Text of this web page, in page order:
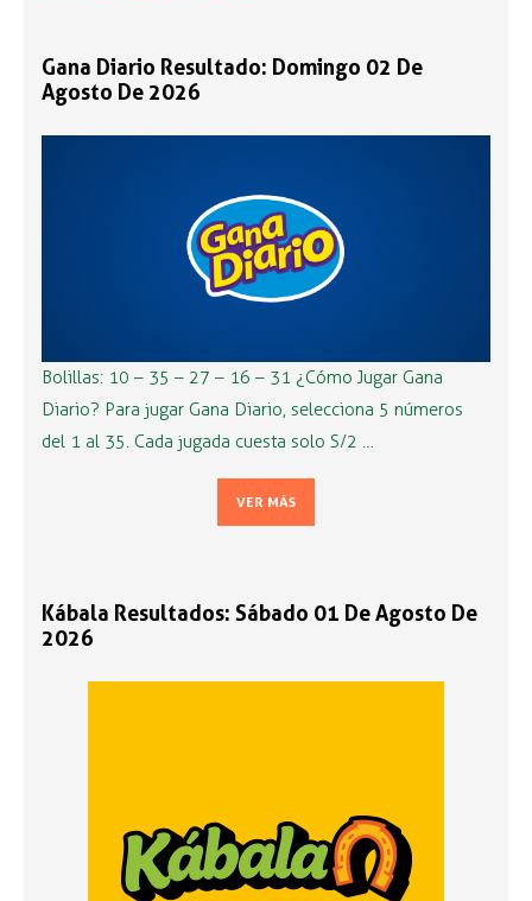
Gana Diario Resultado: Domingo 02 De
Agosto De 2026
Bolillas: 10 – 35 – 27 – 16 – 31 ¿Cómo Jugar Gana
Diario? Para jugar Gana Diario, selecciona 5 números
del 1 al 35. Cada jugada cuesta solo S/2 …
VER MÁS
Kábala Resultados: Sábado 01 De Agosto De
2026